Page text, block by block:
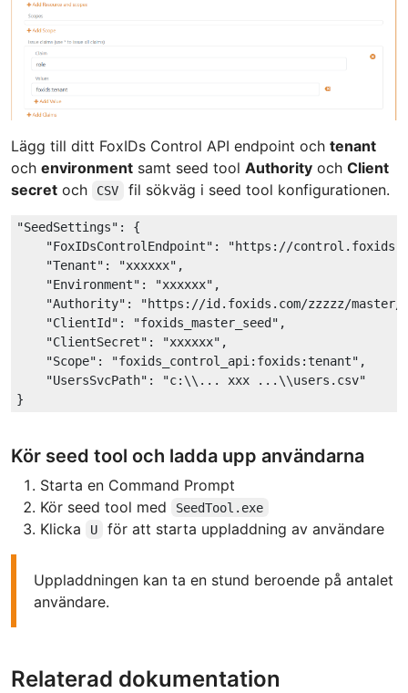
Lägg till ditt FoxIDs Control API endpoint och tenant
och environment samt seed tool Authority och Client
secret och CSV fil sökväg i seed tool konfigurationen.
"SeedSettings" : {
"FoxIDsControlEndpoint" :
"https://
"Tenant" : "xxxxxx" ,
"Environment" : "xxxxxx" ,
"Authority" :
"https://id.foxids.com/zzzzz/master/
"ClientId" : "foxids_master_seed" ,
"ClientSecret" : "xxxxxx" ,
"Scope" : "foxids_control_api:foxids:tenant" ,
"UsersSvcPath" :
"c:\\... xxx ...\\users.csv"
Kör seed tool och ladda upp användarna
Starta en Command Prompt
Kör seed tool med
SeedTool.exe
Klicka U för att starta uppladdning av användare
Uppladdningen kan ta en stund beroende på antalet
användare.
Relaterad dokumentation